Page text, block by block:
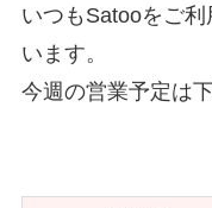
いつもSatooをご
います。
今週の営業予定は